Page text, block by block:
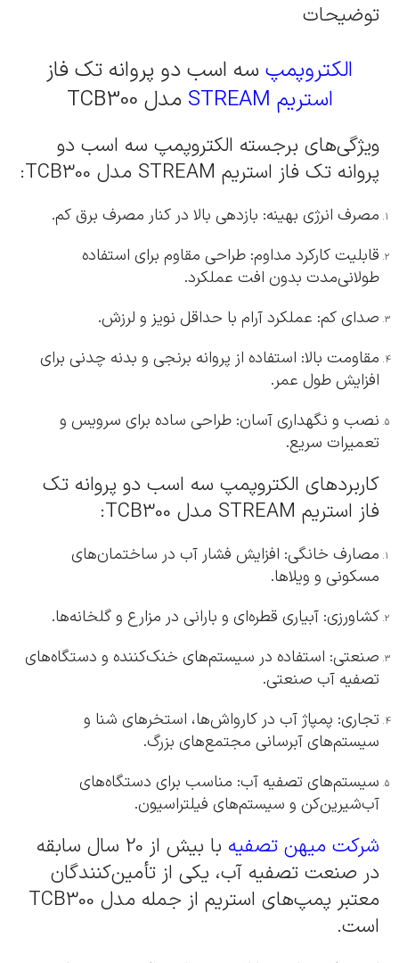
توضیحات
الکتروپمپ سه اسب دو پروانه تک فاز
استریم STREAM
مدل TCB300
ویژگی‌های برجسته الکتروپمپ سه اسب دو
پروانه تک فاز استریم STREAM مدل TCB300:
مصرف انرژی بهینه: بازدهی بالا در کنار مصرف برق کم.
قابلیت کارکرد مداوم: طراحی مقاوم برای استفاده
طولانی‌مدت بدون افت عملکرد.
صدای کم: عملکرد آرام با حداقل نویز و لرزش.
مقاومت بالا: استفاده از پروانه برنجی و بدنه چدنی برای
افزایش طول عمر.
نصب و نگهداری آسان: طراحی ساده برای سرویس و
تعمیرات سریع.
کاربردهای الکتروپمپ سه اسب دو پروانه تک
فاز استریم STREAM مدل TCB300:
مصارف خانگی: افزایش فشار آب در ساختمان‌های
مسکونی و ویلاها.
کشاورزی: آبیاری قطره‌ای و بارانی در مزارع و گلخانه‌ها.
صنعتی: استفاده در سیستم‌های خنک‌کننده و دستگاه‌های
تصفیه آب صنعتی.
تجاری: پمپاژ آب در کارواش‌ها، استخرهای شنا و
سیستم‌های آبرسانی مجتمع‌های بزرگ.
سیستم‌های تصفیه آب: مناسب برای دستگاه‌های
آب‌شیرین‌کن و سیستم‌های فیلتراسیون.
شرکت میهن تصفیه
با بیش از 20 سال سابقه
در صنعت تصفیه آب، یکی از تأمین‌کنندگان
معتبر پمپ‌های استریم از جمله مدل TCB300
است.